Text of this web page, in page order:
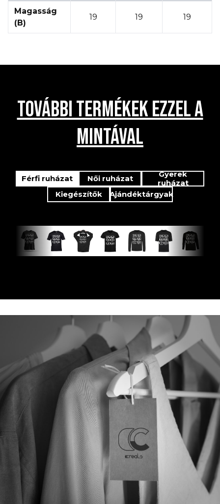
Magasság
(B)
19 19 19
TOVÁBBI TERMÉKEK EZZEL A
MINTÁVAL
Férfi ruházat Női ruházat
Gyerek
ruházat
Kiegészítők
Ajándéktárgyak